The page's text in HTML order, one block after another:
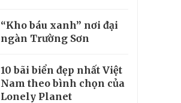
“Kho báu xanh” nơi đại
ngàn Trường Sơn
10 bãi biển đẹp nhất Việt
Nam theo bình chọn của
Lonely Planet